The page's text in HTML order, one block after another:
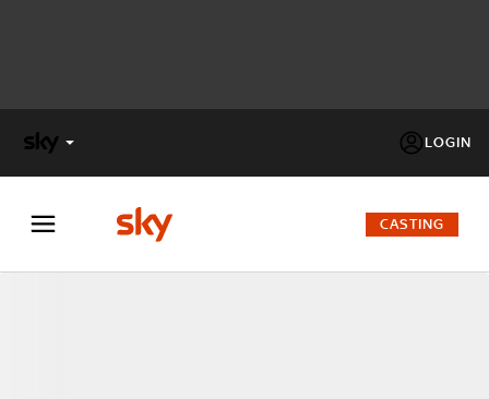
LOGIN
FACTOR
CASTING